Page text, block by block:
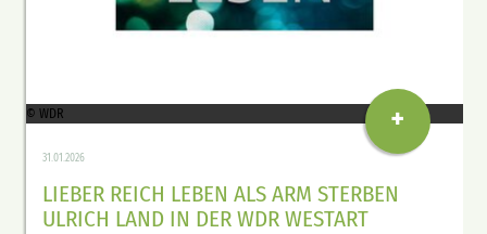
© WDR
31.01.2026
LIEBER REICH LEBEN ALS ARM STERBEN
ULRICH LAND IN DER WDR WESTART
+